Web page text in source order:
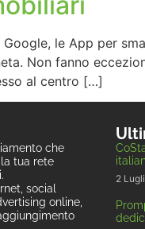
Google, le App per
Non fanno
al centro […]
che
tua rete
social
online,
2